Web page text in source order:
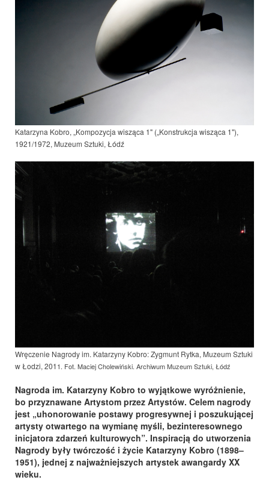
Katarzyna Kobro, „Kompozycja wisząca 1" („Konstrukcja wisząca 1"),
1921/1972, Muzeum Sztuki, Łódź
Wręczenie Nagrody im. Katarzyny Kobro: Zygmunt Rytka, Muzeum Sztuki
w Łodzi, 2011. Fot. Maciej Cholewiński. Archiwum Muzeum Sztuki, Łódź
Nagroda im. Katarzyny Kobro to wyjątkowe wyróżnienie,
bo przyznawane Artystom przez Artystów. Celem nagrody
jest „uhonorowanie postawy progresywnej i poszukującej
artysty otwartego na wymianę myśli, bezinteresownego
inicjatora zdarzeń kulturowych”. Inspiracją do utworzenia
Nagrody były twórczość i życie Katarzyny Kobro (1898–
1951), jednej z najważniejszych artystek awangardy XX
wieku.